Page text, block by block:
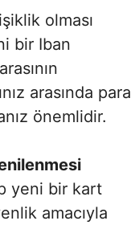
olması
bir Iban
arasında para
önemlidir.
yeni bir kart
amacıyla